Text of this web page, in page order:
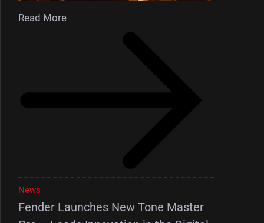
Read More
News
Fender Launches New Tone Master